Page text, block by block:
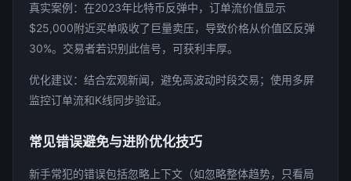
真实案例：在2023年比特币反弹中，订单流价值显示
$25,000附近买单吸收了巨量卖压，导致价格从价值区反弹
30%。交易者若识别此信号，可获利丰厚。
优化建议：结合宏观新闻，避免高波动时段交易；使用多屏
监控订单流和K线同步验证。
常见错误避免与进阶优化技巧
新手常犯的错误包括忽略上下文（如忽略整体趋势，只看局